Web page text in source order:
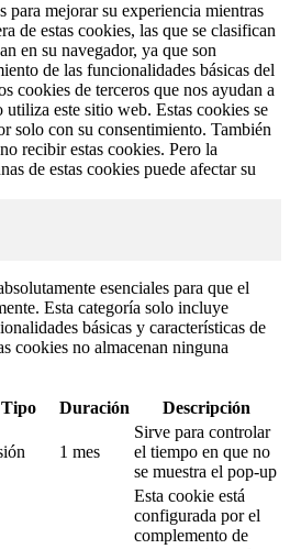
mejorar su experiencia mientras
de estas cookies, las que se clasifican
en su navegador, ya que son
de las funcionalidades básicas del
cookies de terceros que nos ayudan a
este sitio web. Estas cookies se
solo con su consentimiento. También
recibir estas cookies. Pero la
de estas cookies puede afectar su
esenciales para que el
Esta categoría solo incluye
básicas y características de
cookies no almacenan ninguna
Tipo Duración Descripción
1 mes
Sirve para controlar
el tiempo en que no
se muestra el pop-up
Esta cookie está
configurada por el
complemento de